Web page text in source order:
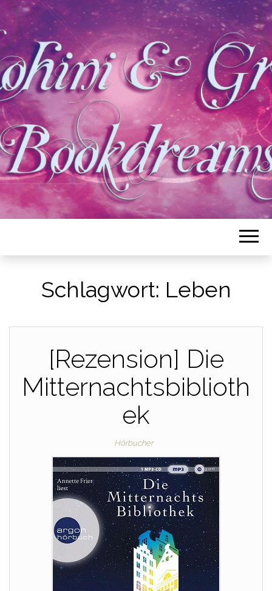
Schlagwort: Leben
[Rezension] Die
Mitternachtsbiblioth
ek
Hörbucher